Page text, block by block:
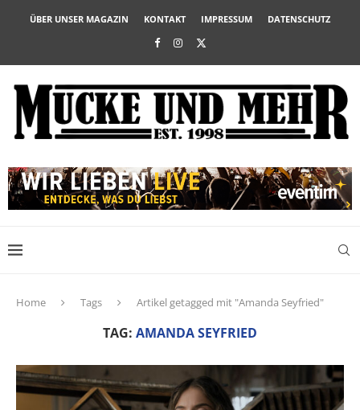
ÜBER UNSER MAGAZIN KONTAKT IMPRESSUM DATENSCHUTZ
Home Tags Artikel getagged mit "Amanda Seyfried"
TAG: AMANDA SEYFRIED